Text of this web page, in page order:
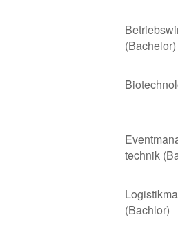
(Bachelor)
technik
(Bachlor)